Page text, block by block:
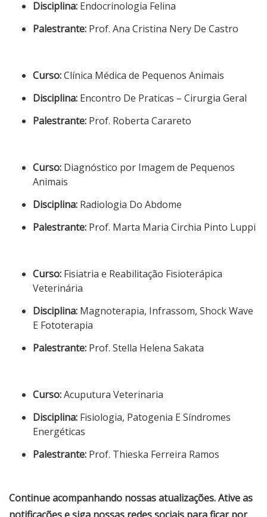
Disciplina: Endocrinologia Felina
Palestrante: Prof. Ana Cristina Nery De Castro
Curso:Clínica Médica de Pequenos Animais
Disciplina: Encontro De Praticas – Cirurgia Geral
Palestrante: Prof. Roberta Carareto
Curso: Diagnóstico por Imagem de Pequenos
Animais
Disciplina: Radiologia Do Abdome
Palestrante: Prof. Marta Maria Circhia Pinto Luppi
Curso: Fisiatria e Reabilitação Fisioterápica
Veterinária
Disciplina: Magnoterapia, Infrassom, Shock Wave
E Fototerapia
Palestrante: Prof. Stella Helena Sakata
Curso:Acuputura Veterinaria
Disciplina: Fisiologia, Patogenia E Síndromes
Energéticas
Palestrante: Prof. Thieska Ferreira Ramos
Continue acompanhando nossas atualizações. Ative as